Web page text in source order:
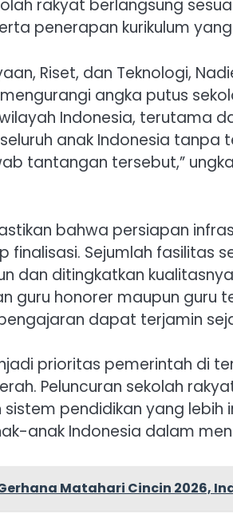
rakyat berlangsung
penerapan kurikulum yang
Riset, dan Teknologi,
angka putus
Indonesia, terutama
anak Indonesia tanpa
tantangan tersebut,”
bahwa persiapan
Sejumlah fasilitas
dan ditingkatkan
guru honorer maupun guru
dapat terjamin
prioritas pemerintah di
Peluncuran sekolah
pendidikan yang lebih
anak Indonesia dalam
Matahari Cincin 2026,